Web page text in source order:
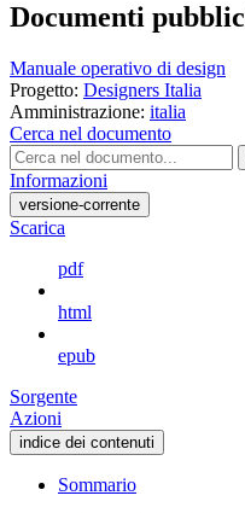
Documenti
Manuale operativo di design
Progetto: Designers Italia
Amministrazione: italia
Cerca nel documento
Informazioni
versione-corrente
Scarica
pdf
html
epub
Sorgente
Azioni
indice dei contenuti
Sommario